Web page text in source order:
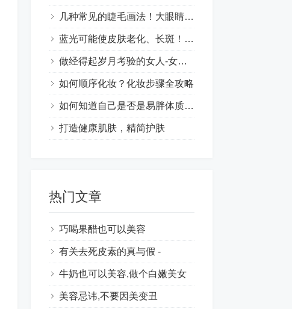
几种常见的睫毛画法！大眼睛的时尚妆容技巧让你更漂亮
蓝光可能使皮肤老化、长斑！肌肤保养也要抗蓝光
做经得起岁月考验的女人-女性保养的意义
如何顺序化妆？化妆步骤全攻略
如何知道自己是否是易胖体质呢？
打造健康肌肤，精简护肤
热门文章
巧喝果醋也可以美容
有关去死皮素的真与假 -
牛奶也可以美容,做个白嫩美女
美容忌讳,不要因美变丑